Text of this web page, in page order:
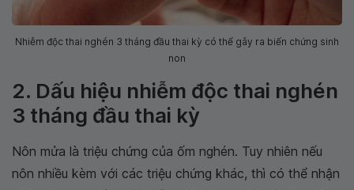
Nhiễm độc thai nghén 3 tháng đầu thai kỳ có thể gây ra biến chứng sinh
non
2. Dấu hiệu nhiễm độc thai nghén
3 tháng đầu thai kỳ
Nôn mửa là triệu chứng của ốm nghén. Tuy nhiên nếu
nôn nhiều kèm với các triệu chứng khác, thì có thể nhận